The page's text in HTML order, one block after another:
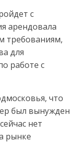
с
арендовала
требованиям,
для
работе с
что
был вынужден
нет
рынке